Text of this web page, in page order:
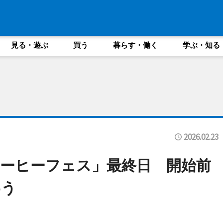
見る・遊ぶ 買う 暮らす・働く 学ぶ・知る
2026.02.23
ヒーフェス」最終日 開始前